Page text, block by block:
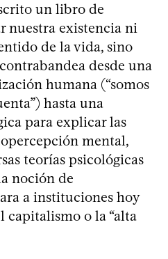
un libro de
nuestra existencia ni
de la vida, sino
desde una
humana (“somos
hasta una
para explicar las
mental,
teorías psicológicas
noción de
a instituciones hoy
capitalismo o la “alta